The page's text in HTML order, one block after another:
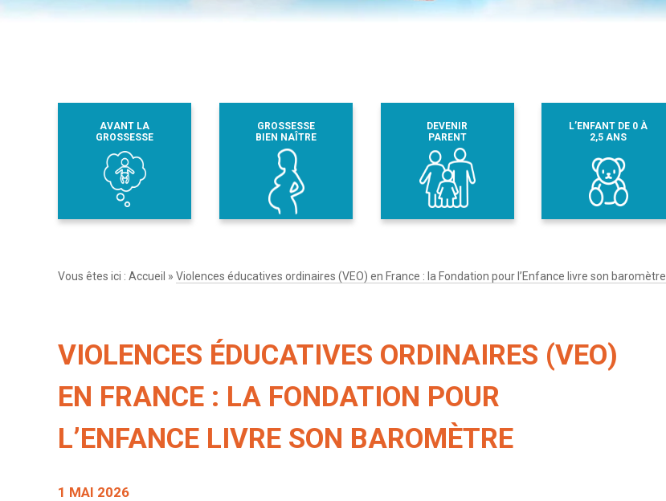
AVANT LA
GROSSESSE
GROSSESSE
BIEN NAÎTRE
DEVENIR
PARENT
L’ENFANT DE 0 À
2,5 ANS
Vous êtes ici : Accueil » Violences éducatives ordinaires (VEO) en France : la Fondation pour l’Enfance livre son baromètre
VIOLENCES ÉDUCATIVES ORDINAIRES (VEO)
EN FRANCE : LA FONDATION POUR
L’ENFANCE LIVRE SON BAROMÈTRE
1 MAI 2026